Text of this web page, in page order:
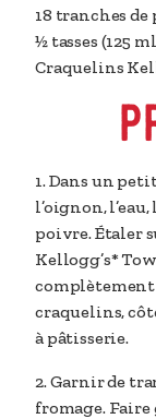
18 tranches de
½ tasses (125
Craquelins
1. Dans un
l’oignon,
poivre. Étaler
Kellogg’s*
complètement
craquelins,
à pâtisserie.
2. Garnir de
fromage. Faire